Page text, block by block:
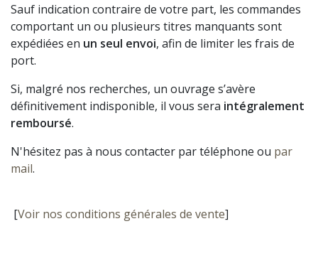
Sauf indication contraire de votre part, les commandes
comportant un ou plusieurs titres manquants sont
expédiées en un seul envoi, afin de limiter les frais de
port.
Si, malgré nos recherches, un ouvrage s’avère
définitivement indisponible, il vous sera intégralement
remboursé.
N'hésitez pas à nous contacter par téléphone ou par
mail.
[Voir nos conditions générales de vente]